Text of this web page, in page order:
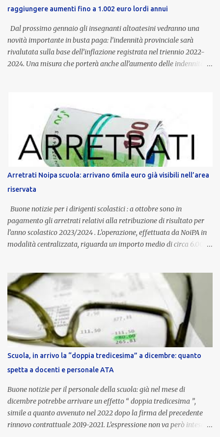
raggiungere aumenti fino a 1.002 euro lordi annui
Dal prossimo gennaio gli insegnanti altoatesini vedranno una
novità importante in busta paga: l’indennità provinciale sarà
rivalutata sulla base dell’inflazione registrata nel triennio 2022-
2024. Una misura che porterà anche all’aumento delle indennità di
dedicato alle donne vittime di violenza di genere, in linea con la
normativa nazionale e con l’obiettivo di offrire maggiore tutela e
supporto in situazioni delicate. L’indennità provinciale per i docenti
è un unicum in Italia: si tratta di una misura esclusiva della
Provincia autonoma di Bolzano, che integra in maniera stabile lo
stipendio nazionale grazie alle prerogative garantite
dall’autonomia locale. Non è un bonus temporaneo né un
compenso accessorio, ma una voce strutturale di retribuzione,
aggiornata periodicamente in base al cost...
Arretrati Noipa scuola: arrivano 6mila euro già visibili nell’area
riservata
Buone notizie per i dirigenti scolastici : a ottobre sono in
pagamento gli arretrati relativi alla retribuzione di risultato per
l’anno scolastico 2023/2024 . L’operazione, effettuata da NoiPA in
modalità centralizzata, riguarda un importo medio di circa 6.000
ordinaria di ottobre . Cos’è la retribuzione di risultato La
retribuzione di risultato rappresenta la parte variabile dello
stipendio dei dirigenti scolastici. Viene corrisposta per valorizzare
la qualità dell’attività svolta, la gestione delle risorse e il
raggiungimento degli obiettivi fissati dal Ministero dell’Istruzione
e del Merito (MIM) . Per l’anno scolastico 2023/2024, il MIM ha
completato la procedura di valutazione e trasmesso i dati a NoiPA,
che ha poi disposto la liquidazione automatica in busta paga . Gli
importi e le trattenute L’importo medio lordo riconosciuto è di 6....
Scuola, in arrivo la “doppia tredicesima” a dicembre: quanto
spetta a docenti e personale ATA
Buone notizie per il personale della scuola: già nel mese di
dicembre potrebbe arrivare un effetto “ doppia tredicesima ”,
simile a quanto avvenuto nel 2022 dopo la firma del precedente
rinnovo contrattuale 2019-2021. L’espressione non va però intesa in